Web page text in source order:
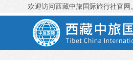
欢迎访问西藏中旅国际旅行社官网。